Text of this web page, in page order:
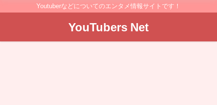
Youtuberなどについてのエンタメ情報サイトです！
YouTubers Net